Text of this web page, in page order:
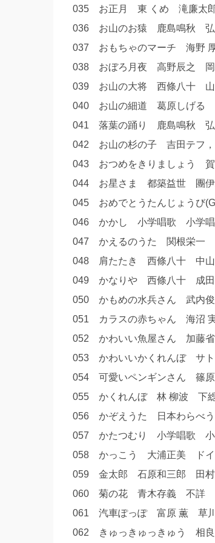
035 お正月 東 くめ 滝廉太
036 お山のお猿 鹿島鳴秋
037 おもちゃのマーチ 海野
038 おぼろ月夜 高野辰之
039 お山の大将 西條八十
040 お山の細道 葛原しげる
041 落葉の踊り 鹿島鳴秋
042 お山の杉の子 吉田テフ
043 おつめをきりましょう
044 お星さま 都築益世 團
045 おめでとうたんじょうび
046 かかし 小学唱歌 小学
047 かえるのうた 関根栄一
048 肩たたき 西條八十 中
049 かなりや 西條八十 成
050 かもめの水兵さん 武内
051 カラスの赤ちゃん 海沼
052 かわいい魚屋さん 加藤
053 かわいいかくれんぼ サ
054 可愛いペンギンさん 篠
055 かくれんぼ 林 柳波 下
056 かぞえうた 日本わらべ
057 かたつむり 小学唱歌
058 かっこう 大浦正美 ド
059 金太郎 石原和三郎 田
060 菊の花 青木存義 不詳
061 汽車ぽっぽ 富原 薫 草
062 きゅっきゅっきゅう 相